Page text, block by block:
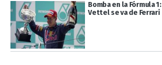
Bomba en la Fórmula 1:
Vettel se va de Ferrari